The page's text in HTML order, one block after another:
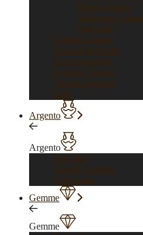
Franck Muller
Vacheron
Vedi tutti >
Orologi vintage
Orologi di Forma
Orologi gioiello
Orologi Classici
Orologi Sportivi
Sold
Argento
Argento
Vedi tutti
Gioielli Argento
Argenteria
Gemme
Gemme